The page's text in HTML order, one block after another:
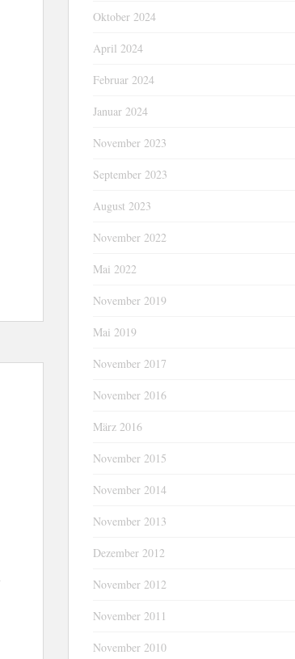
Oktober 2024
April 2024
Februar 2024
Januar 2024
November 2023
September 2023
August 2023
November 2022
Mai 2022
November 2019
Mai 2019
November 2017
November 2016
März 2016
November 2015
November 2014
November 2013
Dezember 2012
November 2012
November 2011
November 2010